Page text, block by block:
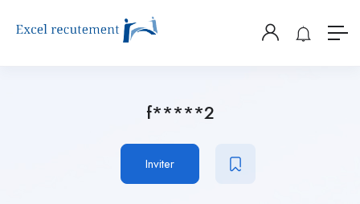
f*****2
Inviter